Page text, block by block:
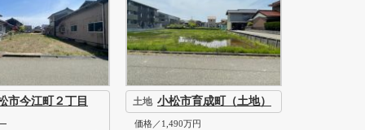
市今江町２丁目
土地 小松市育成町（土地）
価格／1,490万円